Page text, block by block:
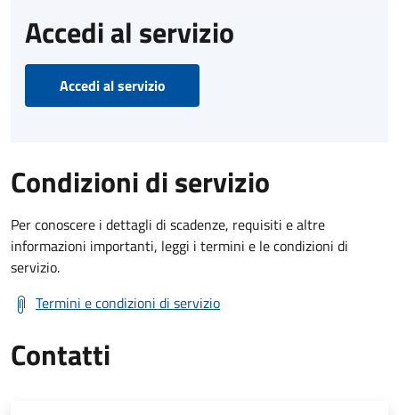
Accedi al servizio
Accedi al servizio
Condizioni di servizio
Per conoscere i dettagli di scadenze, requisiti e altre
informazioni importanti, leggi i termini e le condizioni di
servizio.
Termini e condizioni di servizio
Contatti